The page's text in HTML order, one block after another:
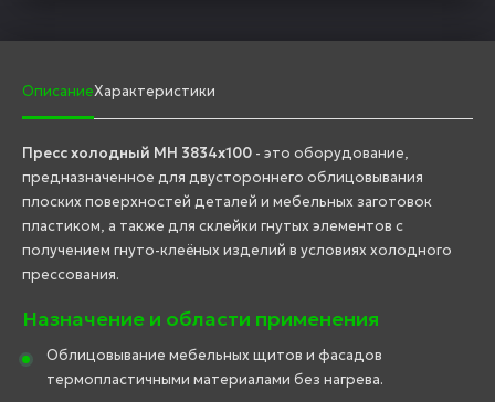
ОписаниеХарактеристики
Пресс холодный MH 3834х100 - это оборудование,
предназначенное для двустороннего облицовывания
плоских поверхностей деталей и мебельных заготовок
пластиком, а также для склейки гнутых элементов с
получением гнуто-клеёных изделий в условиях холодного
прессования.
Назначение и области применения
Облицовывание мебельных щитов и фасадов
термопластичными материалами без нагрева.